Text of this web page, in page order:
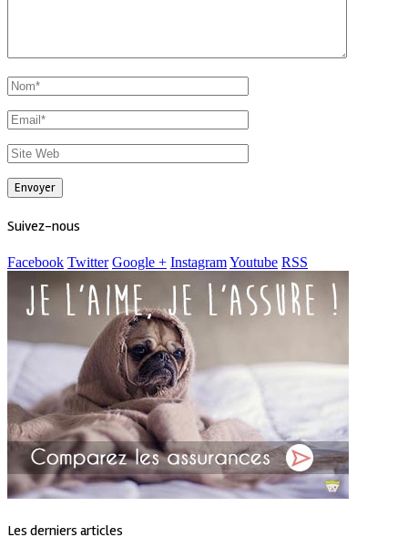
Suivez-nous
Facebook Twitter Google + InstagramYoutube RSS
Les derniers articles